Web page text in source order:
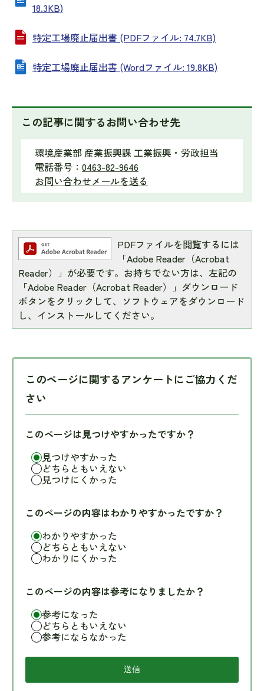
18.3KB)
特定工場廃止届出書 (PDFファイル: 74.7KB)
特定工場廃止届出書 (Wordファイル: 19.8KB)
この記事に関するお問い合わせ先
環境産業部 産業振興課 工業振興・労政担当
電話番号： 0463-82-9646
お問い合わせメールを送る
PDFファイルを閲覧するには
「Adobe Reader（Acrobat
Reader）」が必要です。お持ちでない方は、左記の
「Adobe Reader（Acrobat Reader）」ダウンロード
ボタンをクリックして、ソフトウェアをダウンロード
し、インストールしてください。
このページに関するアンケートにご協力くだ
さい
このページは見つけやすかったですか？
見つけやすかった
どちらともいえない
見つけにくかった
このページの内容はわかりやすかったですか？
わかりやすかった
どちらともいえない
わかりにくかった
このページの内容は参考になりましたか？
参考になった
どちらともいえない
参考にならなかった